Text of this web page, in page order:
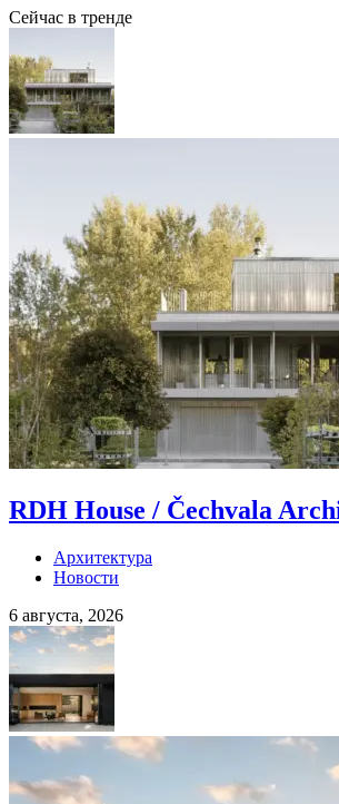
Сейчас в тренде
RDH House / Čechvala
Архитектура
Новости
6 августа, 2026